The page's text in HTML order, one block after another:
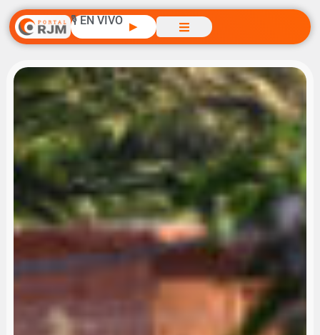
🎙️ EN VIVO ▶